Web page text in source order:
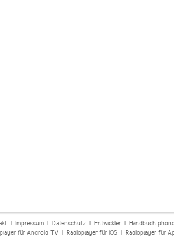
| Impressum| Datenschutz| Entwickler| Handbuch
für Android TV| Radioplayer für iOS| Radioplayer für